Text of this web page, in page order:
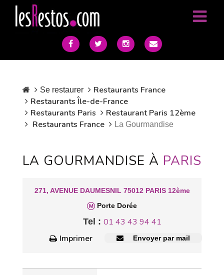
Se restaurer
Restaurants France
Restaurants Île-de-France
Restaurants Paris
Restaurant Paris 12ème
Restaurants France
La Gourmandise
LA GOURMANDISE À PARIS
271, AVENUE DAUMESNIL 75012 PARIS 12ème
Porte Dorée
Tel : 01 43 43 94 41
Imprimer
Envoyer par mail